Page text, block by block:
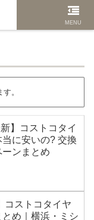
。
】コストコタイ
に安いの? 交換
ンまとめ
コストコタイヤ
め｜横浜・ミシ
MENU